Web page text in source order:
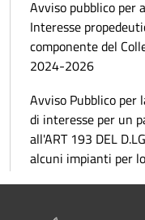
Avviso pubblico per
Interesse
componente del
2024-2026
Avviso Pubblico per
di interesse per un
all'ART 193 DEL
alcuni impianti per